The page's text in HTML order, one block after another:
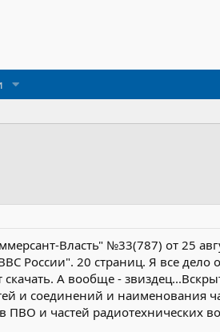
Власть" №33(787) от 25
России". 20 страниц. Я все
А вообще -
и соединений и наименования
и частей радиотехнических